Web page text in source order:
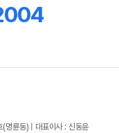
륜동) | 대표이사 : 신동윤